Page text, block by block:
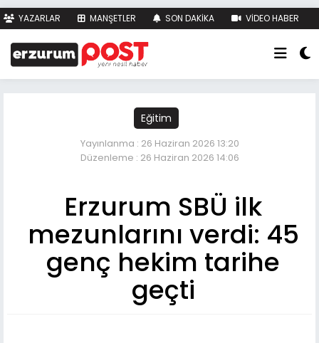
YAZARLAR MANŞETLER SON DAKİKA
VİDEO HABER
İLETİŞİM
Eğitim
Yayınlanma : 26 Haziran 2026 13:20
Düzenleme : 26 Haziran 2026 14:06
Erzurum SBÜ ilk
mezunlarını verdi: 45
genç hekim tarihe
geçti